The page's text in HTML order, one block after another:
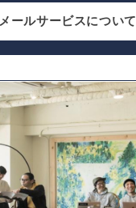
メールサービスについて